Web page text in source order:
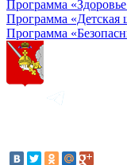
Программа
Программа «Детская
Программа